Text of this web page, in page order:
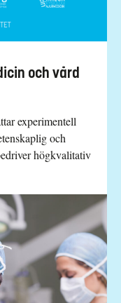
och vård
experimentell
och
högkvalitativ